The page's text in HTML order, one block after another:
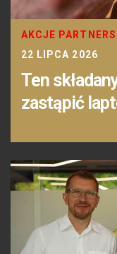
AKCJE
22 LIPCA 2026
Ten
zastąpić